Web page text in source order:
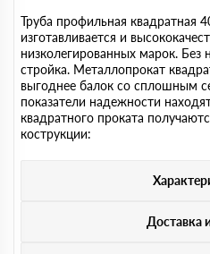
Труба профильная квадратная
изготавливается и
низколегированных марок. Без
стройка. Металлопрокат
выгоднее балок со сплошным
показатели надежности
квадратного проката
кострукции:
Доставка